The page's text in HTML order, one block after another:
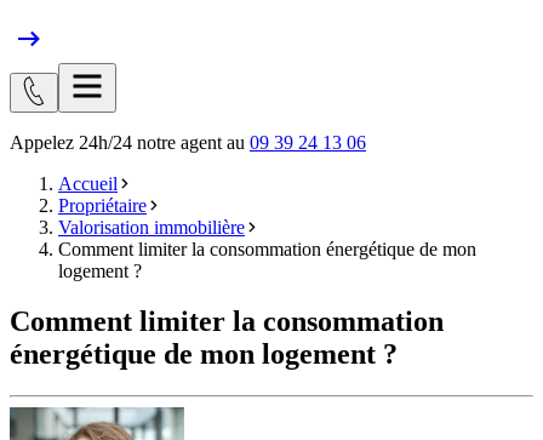
Appelez 24h/24 notre agent au 09 39 24 13 06
Accueil
Propriétaire
Valorisation immobilière
Comment limiter la consommation énergétique de mon
logement ?
Comment limiter la consommation
énergétique de mon logement ?